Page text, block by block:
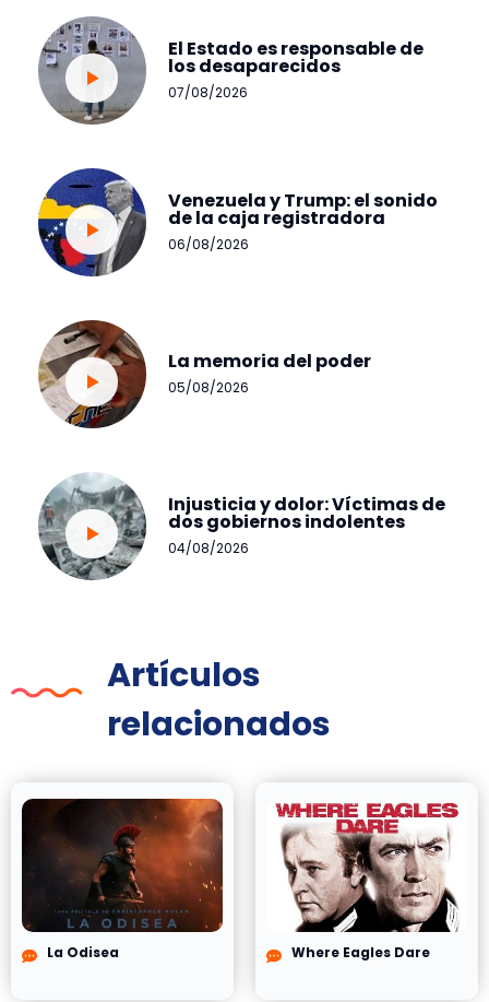
El Estado es responsable de
los desaparecidos
07/08/2026
Venezuela y Trump: el sonido
de la caja registradora
06/08/2026
La memoria del poder
05/08/2026
Injusticia y dolor: Víctimas de
dos gobiernos indolentes
04/08/2026
Artículos
relacionados
La Odisea Where Eagles Dare